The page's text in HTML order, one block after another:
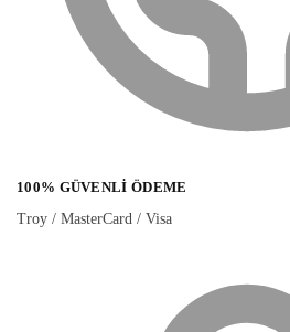
100% GÜVENLI ÖDEME
Troy / MasterCard / Visa